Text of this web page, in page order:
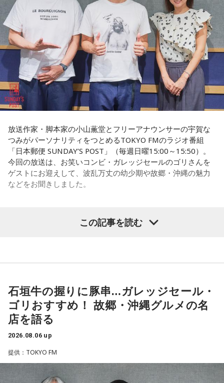
パーソナリティ：アンジー校長（アンジェリーナ1/3・
Gacharic Spin）、たんぼ教頭（溝上たんぼ）
放送日時：月曜～木曜 22:00～23:55／金曜 22:00～22:55
番組Webサイト：https://www.tfm.co.jp/lock/
番組公式X：@sol_info
力を持ったのか。きょうは福岡を入口に、全国に共通するド
ンの条件を探ります。私、10年ほど前に全国各地の地方選挙
を取材していたとき、どこへ行ってもドンと呼ばれる地元の
権力者がいたんですね。どういう人かというと、だいたい経
済力があって抜群に選挙が強くて。地元の首長や国会議員よ
りも発言力がある人です」
長野「はい」
常井 「中には、かつての野中広務さんや森山𥙿さんのように
50を過ぎてから国政に進んだドンもいる。ではどういった状
況がそろうとドンが生まれるか。第1の条件は、圧倒的な他薦
です。藏内さんって県議10期。40年近く県議会にいるわけで
す」
「どの知事、どの県庁幹部よりも古株になります。議会
や推薦を出すのか、という決定権を握っている。あとは役
人、教職員、警察署員といった地方公務員の人事にも影響力
を発揮することがあります」
長野「はい」
常井「人事の季節になるとドンの自宅に行列ができる、と言
われるんですね。別の地域で聴いた話ですが、ドンの家に入
放送作家・脚本家の小山薫堂とフリーアナウンサーの宇賀な
つみがパーソナリティをつとめるTOKYO FMのラジオ番組
「日本郵便 SUNDAY’S POST」（毎週日曜15:00～15:50）。
今回の放送は、お笑いコンビ・ガレッジセールのゴリさんを
ゲストにお迎えして、波乱万丈の幼少期や故郷・沖縄の魅力
などをお聞きしました。
（左から）パーソナリティの小山薫堂、ゴリさん、宇賀なつ
ゴリさんは、1972年沖縄県那覇市生まれ。沖縄の本土復帰か
らわずか1週間後に生まれた“復帰っ子”です。1995年に中学時
代の同級生・川田広樹さんとガレッジセールを結成し、バラ
エティ番組などで人気を集めました。2006年からは映画監督
としても活動。2019年公開の映画「洗骨」はモスクワ国際映
督協会新人賞を受賞しました。また、「おきなわ新喜劇」の
旗揚げやYouTube「ゴリ★オキナワ」などを通じて、故郷・
沖縄の魅力を発信し続けています。
この記事を読む
石垣牛の握りに豚串…ガレッジセール・
ゴリおすすめ！ 故郷・沖縄グルメの名
店を語る
2026.08.06 up
提供：TOKYO FM